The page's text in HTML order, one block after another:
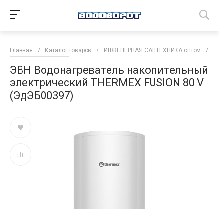
Главная / Каталог товаров / ИНЖЕНЕРНАЯ САНТЕХНИКА оптом /
ЭВН Водонагреватель накопительный
электрический THERMEX FUSION 80 V
(ЭдЭБ00397)